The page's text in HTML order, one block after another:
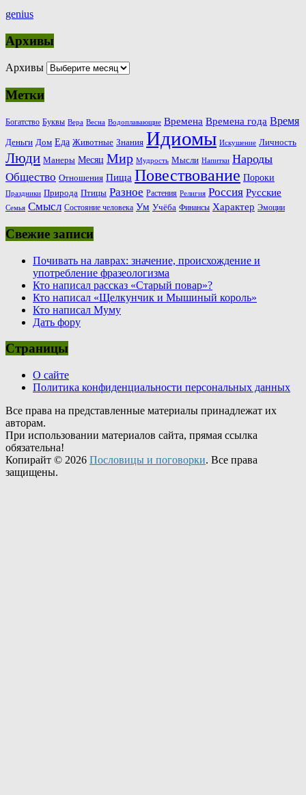
genius
Архивы
Архивы
Метки
Богатство Буквы Вера Весна Водоплавающие Времена Времена года Время
Деньги Дом Еда Животные Знания Идиомы Искушение Личность
Люди Манеры Месяц Мир Мудрость Мысли Напитки Народы
Общество Отношения Пища Повествование Пороки
Праздники Природа Птицы Разное Растения Религия Россия Русские
Семья Смысл Состояние человека Ум Учёба Финансы Характер Эмоции
Свежие записи
Почивать на лаврах: значение, происхождение и
употребление фразеологизма
Кто написал рассказ «Старый повар»?
Кто написал «Щелкунчик и Мышиный король»
Кто написал Муму
Дать фору
Страницы
О сайте
Политика конфиденциальности персональных данных
Все права на представленные материалы принадлежат их
авторам.
При использовании материалов сайта, прямая ссылка
обязательна!
Копирайт © 2026 Пословицы и поговорки. Все права
защищены.